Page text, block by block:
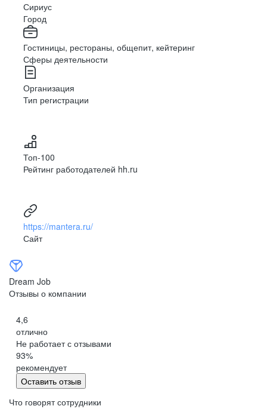
Сириус
Город
Гостиницы, рестораны, общепит, кейтеринг
Сферы деятельности
Организация
Тип регистрации
Топ-100
Рейтинг работодателей hh.ru
https://mantera.ru/
Сайт
Dream Job
Отзывы о компании
4,6
отлично
Не работает с отзывами
93%
рекомендует
Оставить отзыв
Что говорят сотрудники